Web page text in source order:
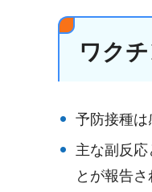
ワク
予防接種は
主な副反
とが報告